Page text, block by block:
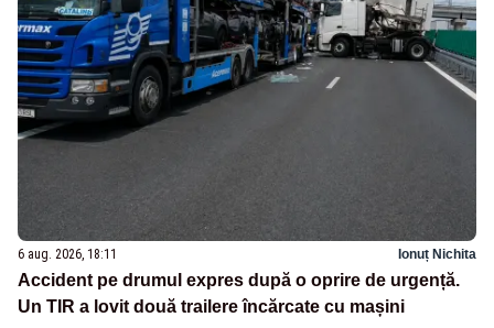
6 aug. 2026, 18:11 Ionuț Nichita
Accident pe drumul expres după o oprire de urgență.
Un TIR a lovit două trailere încărcate cu mașini